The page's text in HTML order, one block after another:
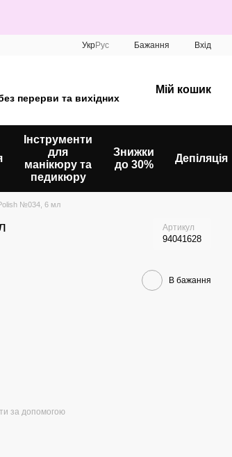
УкрРус Бажання Вхід
перерви та вихідних
Мій кошик
Інструменти
для
манікюру та
педикюру
Знижки
до 30%
Депіляція
№034, 6 мл
Артикул
94041628
В бажання
за допомогою